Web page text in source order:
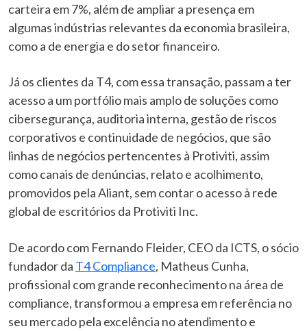
carteira em 7%, além de ampliar a presença em
algumas indústrias relevantes da economia brasileira,
como a de energia e do setor financeiro.
Já os clientes da T4, com essa transação, passam a ter
acesso a um portfólio mais amplo de soluções como
cibersegurança, auditoria interna, gestão de riscos
corporativos e continuidade de negócios, que são
linhas de negócios pertencentes à Protiviti, assim
como canais de denúncias, relato e acolhimento,
promovidos pela Aliant, sem contar o acesso à rede
global de escritórios da Protiviti Inc.
De acordo com Fernando Fleider, CEO da ICTS, o sócio
fundador da T4 Compliance, Matheus Cunha,
profissional com grande reconhecimento na área de
compliance, transformou a empresa em referência no
seu mercado pela excelência no atendimento e